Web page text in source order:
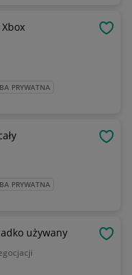
PRYWATNA
PRYWATNA
używany